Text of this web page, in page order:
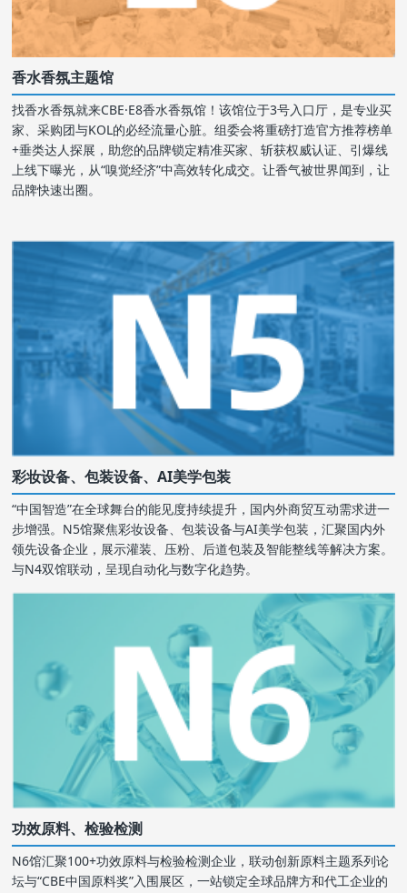
香水香氛主题馆
找香水香氛就来CBE·E8香水香氛馆！该馆位于3号入口厅，是专业买
家、采购团与KOL的必经流量心脏。组委会将重磅打造官方推荐榜单
+垂类达人探展，助您的品牌锁定精准买家、斩获权威认证、引爆线
上线下曝光，从“嗅觉经济”中高效转化成交。让香气被世界闻到，让
品牌快速出圈。
彩妆设备、包装设备、AI美学包装
“中国智造”在全球舞台的能见度持续提升，国内外商贸互动需求进一
步增强。N5馆聚焦彩妆设备、包装设备与AI美学包装，汇聚国内外
领先设备企业，展示灌装、压粉、后道包装及智能整线等解决方案。
与N4双馆联动，呈现自动化与数字化趋势。
功效原料、检验检测
N6馆汇聚100+功效原料与检验检测企业，联动创新原料主题系列论
坛与“CBE中国原料奖”入围展区，一站锁定全球品牌方和代工企业的